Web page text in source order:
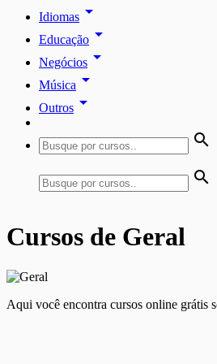
Idiomas arrow_drop_down
Educação arrow_drop_down
Negócios arrow_drop_down
Música arrow_drop_down
Outros arrow_drop_down
search
search
Cursos de Geral
Aqui você encontra cursos online grátis